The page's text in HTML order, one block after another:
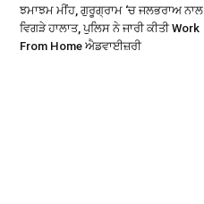
ਝਮਾਝਮ ਮੀਂਹ, ਗੁਰੂਗ੍ਰਾਮ ‘ਚ ਜਲਭਰਾਅ ਨਾਲ
ਵਿਗੜੇ ਹਾਲਾਤ, ਪੁਲਿਸ ਨੇ ਜਾਰੀ ਕੀਤੀ Work
From Home ਐਡਵਾਈਜ਼ਰੀ